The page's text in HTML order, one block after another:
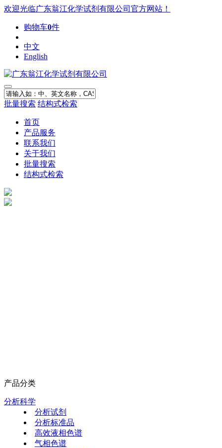
欢迎光临广东翁江化学试剂有限公司官方网站！
购物车0件
中文
English
批量搜索 结构式检索
首页
产品服务
联系我们
关于我们
批量搜索
结构式检索
产品分类
分析科学
分析试剂
分析标准品
高效液相色谱
气相色谱